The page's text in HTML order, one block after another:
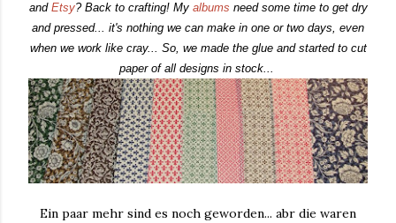
and Etsy? Back to crafting! My albums need some time to get dry
and pressed... it's nothing we can make in one or two days, even
when we work like cray... So, we made the glue and started to cut
paper of all designs in stock...
Ein paar mehr sind es noch geworden... abr die waren